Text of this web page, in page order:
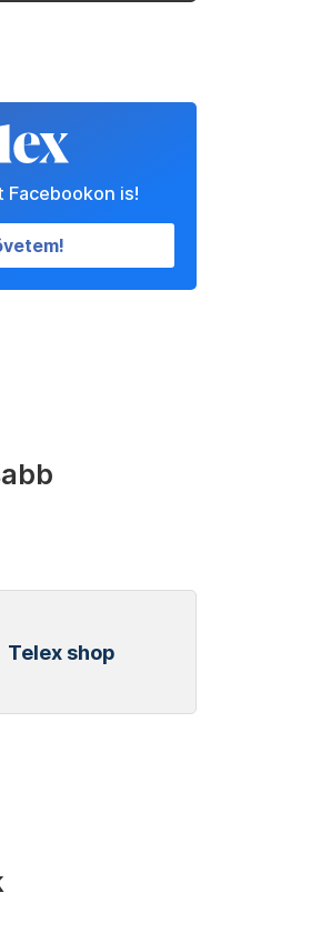
Facebookon is!
Telex shop